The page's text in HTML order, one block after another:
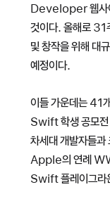
Developer 웹사
것이다. 올해로 31
및 창작을 위해 대
예정이다.
이들 가운데는 41
Swift 학생 공모전
차세대 개발자들과
Apple의 연례
Swift 플레이그라